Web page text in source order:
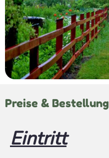
Preise & Bestellung
Eintritt